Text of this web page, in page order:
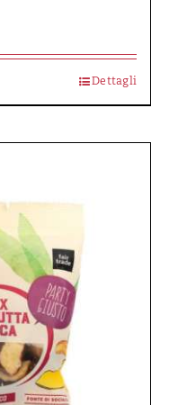
Dettagli